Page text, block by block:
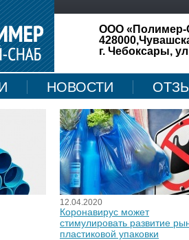
ООО «Полимер-
г. Чебоксары,
НОВОСТИ
12.04.2020
Коронавирус может
стимулировать развитие
пластиковой упаковки